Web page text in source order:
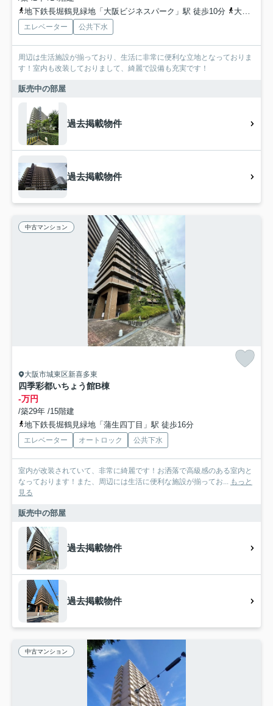
地下鉄長堀鶴見緑地「大阪ビジネスパーク」駅 徒歩10分
大阪環状線「京橋」駅 徒歩16分
エレベーター 公共下水
周辺は生活施設が揃っており、生活に非常に便利な立地となっておりま
す！室内も改装しておりまして、綺麗で設備も充実です！
販売中の部屋
過去掲載物件
過去掲載物件
中古マンション
大阪市城東区新喜多東
四季彩都いちょう館B棟
-万円
/築29年 /15階建
地下鉄長堀鶴見緑地「蒲生四丁目」駅 徒歩16分
エレベーター オートロック 公共下水
室内が改装されていて、非常に綺麗です！お洒落で高級感のある室内と
なっております！また、周辺には生活に便利な施設が揃ってお...
もっと
見る
販売中の部屋
過去掲載物件
過去掲載物件
中古マンション